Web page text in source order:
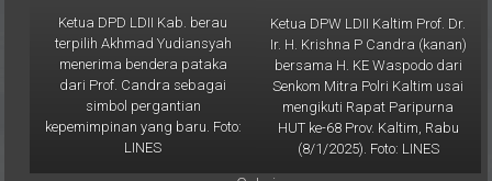
terpilih Akhmad Yudiansyah
menerima bendera pataka
dari Prof. Candra sebagai
simbol pergantian
kepemimpinan yang baru. Foto:
LINES
Ir. H. Krishna P Candra (kanan)
bersama H. KE Waspodo dari
Senkom Mitra Polri Kaltim usai
mengikuti Rapat Paripurna
HUT ke-68 Prov. Kaltim, Rabu
(8/1/2025). Foto: LINES